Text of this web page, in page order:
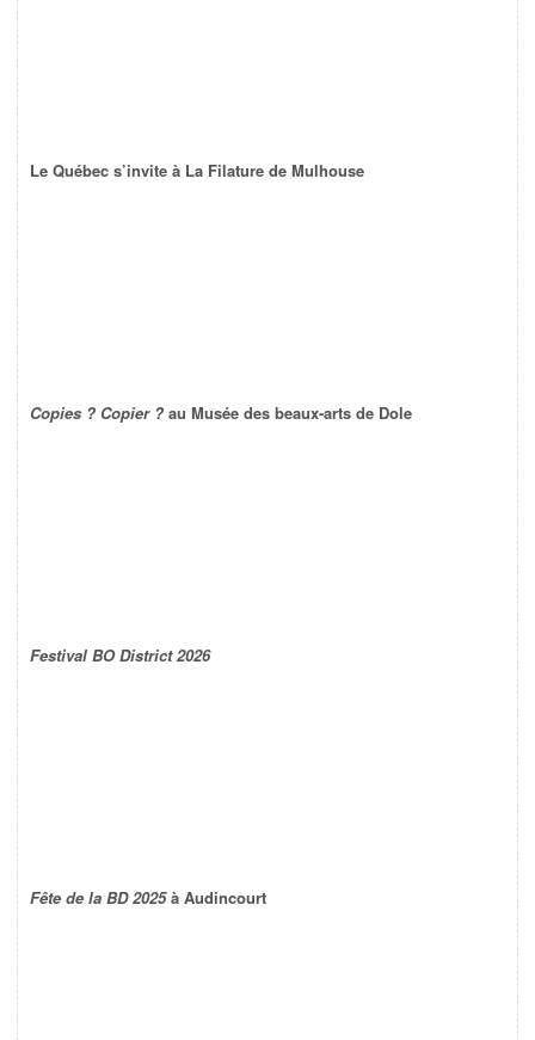
Le Québec s’invite à La Filature de Mulhouse
Copies ? Copier ? au Musée des beaux-arts de Dole
Festival BO District 2026
Fête de la BD 2025à Audincourt